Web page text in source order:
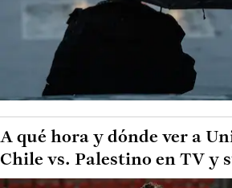
A qué hora y dónde ver a
Chile vs. Palestino en TV y